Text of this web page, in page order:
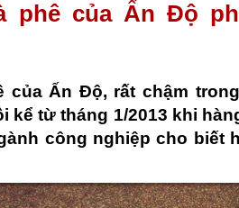
phê của Ấn Độ
của Ấn Độ, rất chậm
kể từ tháng 1/2013 khi
công nghiệp cho biết